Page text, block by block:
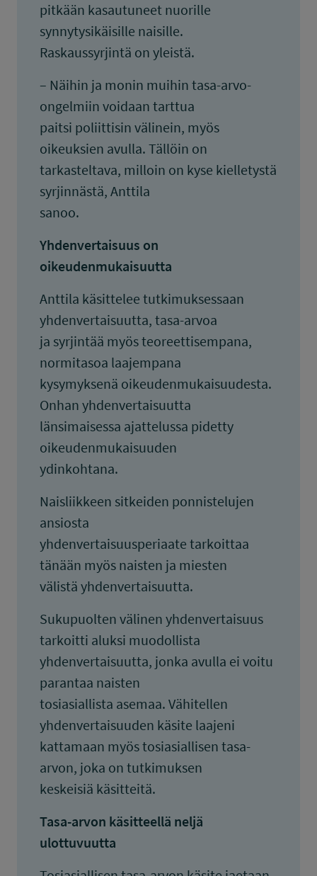
pitkään kasautuneet nuorille
synnytysikäisille naisille.
Raskaussyrjintä on yleistä.
– Näihin ja monin muihin tasa-arvo-
ongelmiin voidaan tarttua
paitsi poliittisin välinein, myös
oikeuksien avulla. Tällöin on
tarkasteltava, milloin on kyse kielletystä
syrjinnästä, Anttila
sanoo.
Yhdenvertaisuus on
oikeudenmukaisuutta
Anttila käsittelee tutkimuksessaan
yhdenvertaisuutta, tasa-arvoa
ja syrjintää myös teoreettisempana,
normitasoa laajempana
kysymyksenä oikeudenmukaisuudesta.
Onhan yhdenvertaisuutta
länsimaisessa ajattelussa pidetty
oikeudenmukaisuuden
ydinkohtana.
Naisliikkeen sitkeiden ponnistelujen
ansiosta
yhdenvertaisuusperiaate tarkoittaa
tänään myös naisten ja miesten
välistä yhdenvertaisuutta.
Sukupuolten välinen yhdenvertaisuus
tarkoitti aluksi muodollista
yhdenvertaisuutta, jonka avulla ei voitu
parantaa naisten
tosiasiallista asemaa. Vähitellen
yhdenvertaisuuden käsite laajeni
kattamaan myös tosiasiallisen tasa-
arvon, joka on tutkimuksen
keskeisiä käsitteitä.
Tasa-arvon käsitteellä neljä
ulottuvuutta